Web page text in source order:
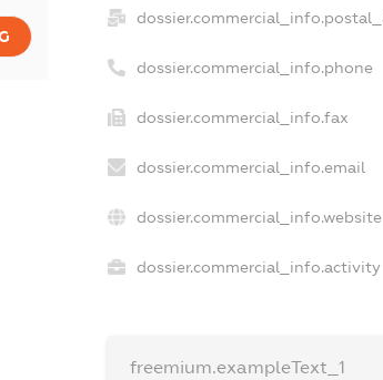
dossier.commercial_info.phone
dossier.commercial_info.fax
dossier.commercial_info.email
dossier.commercial_info.website
dossier.commercial_info.activity
freemium.exampleText_1